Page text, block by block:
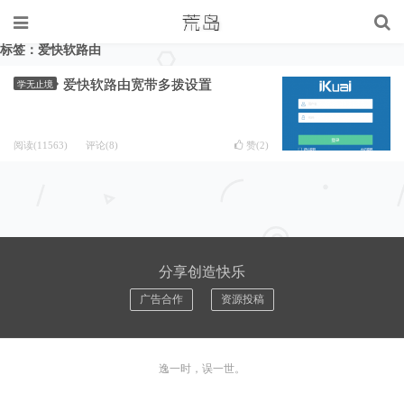
标签：爱快软路由
学无止境 爱快软路由宽带多拨设置
阅读(11563) 评论(8) 赞(2)
分享创造快乐
广告合作 资源投稿
逸一时，误一世。